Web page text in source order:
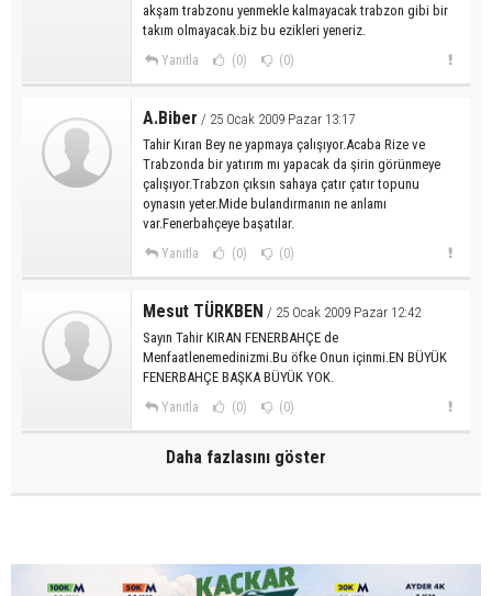
akşam trabzonu yenmekle kalmayacak trabzon gibi bir
takım olmayacak.biz bu ezikleri yeneriz.
Yanıtla (0) (0)
A.Biber / 25 Ocak 2009 Pazar 13:17
Tahir Kıran Bey ne yapmaya çalışıyor.Acaba Rize ve
Trabzonda bir yatırım mı yapacak da şirin görünmeye
çalışıyor.Trabzon çıksın sahaya çatır çatır topunu
oynasın yeter.Mide bulandırmanın ne anlamı
var.Fenerbahçeye başatılar.
Yanıtla (0) (0)
Mesut TÜRKBEN / 25 Ocak 2009 Pazar 12:42
Sayın Tahir KIRAN FENERBAHÇE de
Menfaatlenemedinizmi.Bu öfke Onun içinmi.EN BÜYÜK
FENERBAHÇE BAŞKA BÜYÜK YOK.
Yanıtla (0) (0)
Daha fazlasını göster